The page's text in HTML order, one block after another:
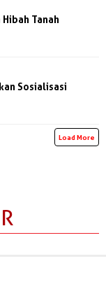
Tanah
Sosialisasi
Load More